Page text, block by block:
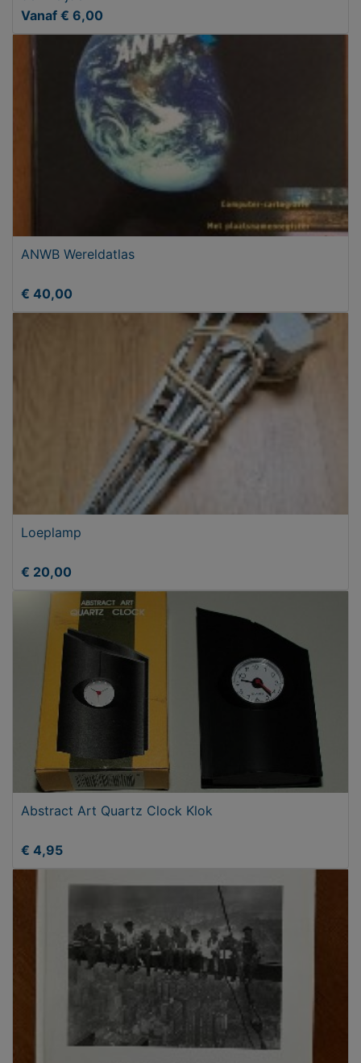
Vanaf € 6,00
ANWB Wereldatlas
€ 40,00
Loeplamp
€ 20,00
Abstract Art Quartz Clock Klok
€ 4,95